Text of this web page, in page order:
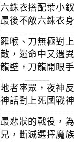
六銖衣搭配葉小
最後不敵六銖衣身
羅喉、刀無極對
敵，逃命中又遇
龍壁，刀龍開眼
地者率眾，夜神
神話對上死國戰神
最悲狀的戰役，
兄，斷滅選擇魔